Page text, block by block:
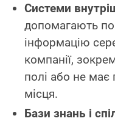
Системи
допомагають
інформацію
компанії,
полі або не має
місця.
Бази знань і